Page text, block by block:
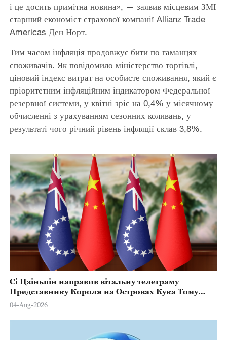
і це досить примітна новина», — заявив місцевим ЗМІ
старший економіст страхової компанії Allianz Trade
Americas Ден Норт.
Тим часом інфляція продовжує бити по гаманцях
споживачів. Як повідомило міністерство торгівлі,
ціновий індекс витрат на особисте споживання, який є
пріоритетним інфляційним індикатором Федеральної
резервної системи, у квітні зріс на 0,4% у місячному
обчисленні з урахуванням сезонних коливань, у
результаті чого річний рівень інфляції склав 3,8%.
Сі Цзіньпін направив вітальну телеграму
Представнику Короля на Островах Кука Тому
Марстерсу з нагоди Дня Конституції
04-Aug-2026